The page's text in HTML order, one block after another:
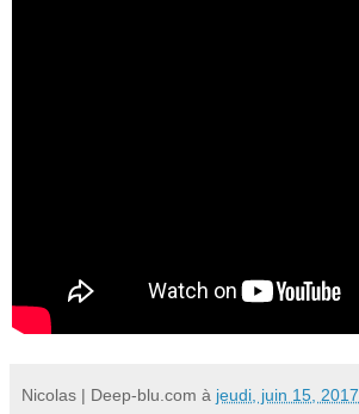
Nicolas | Deep-blu.com à jeudi, juin 15, 2017